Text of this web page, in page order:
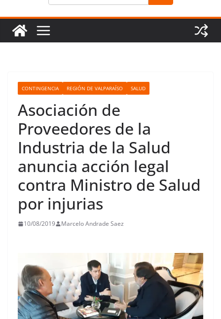
CONTINGENCIA REGIÓN DE VALPARAÍSO SALUD
Asociación de
Proveedores de la
Industria de la Salud
anuncia acción legal
contra Ministro de Salud
por injurias
10/08/2019 Marcelo Andrade Saez